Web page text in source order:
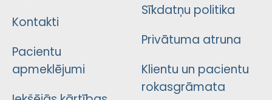
Kontakti
Pacientu
apmeklējumi
Sīkdatņu politika
Privātuma atruna
Klientu un pacientu
rokasgrāmata